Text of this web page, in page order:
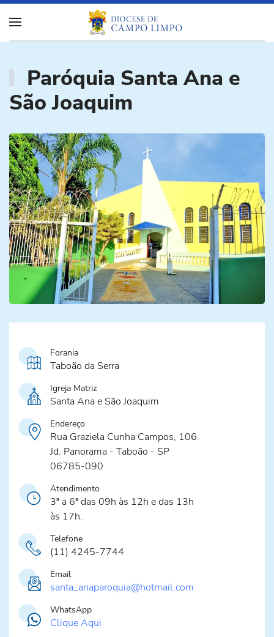
Paróquia Santa Ana e
São Joaquim
Forania
Taboão da Serra
Igreja Matriz
Santa Ana e São Joaquim
Endereço
Rua Graziela Cunha Campos, 106
Jd. Panorama - Taboão - SP
06785-090
Atendimento
3ª a 6ª das 09h às 12h e das 13h
às 17h.
Telefone
(11) 4245-7744
Email
santa_anaparoquia@hotmail.com
WhatsApp
Clique Aqui